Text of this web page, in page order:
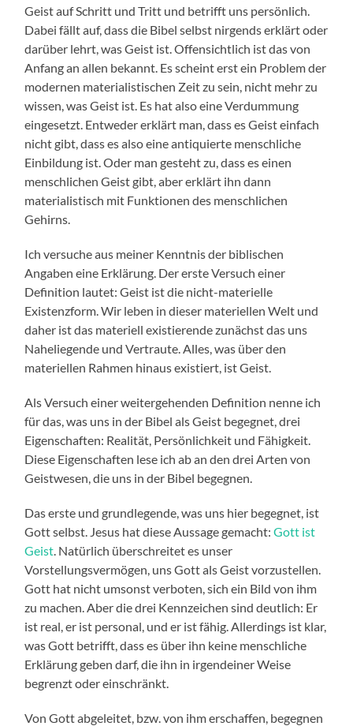
Geist auf Schritt und Tritt und betrifft uns persönlich.
Dabei fällt auf, dass die Bibel selbst nirgends erklärt oder
darüber lehrt, was Geist ist. Offensichtlich ist das von
Anfang an allen bekannt. Es scheint erst ein Problem der
modernen materialistischen Zeit zu sein, nicht mehr zu
wissen, was Geist ist. Es hat also eine Verdummung
eingesetzt. Entweder erklärt man, dass es Geist einfach
nicht gibt, dass es also eine antiquierte menschliche
Einbildung ist. Oder man gesteht zu, dass es einen
menschlichen Geist gibt, aber erklärt ihn dann
materialistisch mit Funktionen des menschlichen
Gehirns.
Ich versuche aus meiner Kenntnis der biblischen
Angaben eine Erklärung. Der erste Versuch einer
Definition lautet: Geist ist die nicht-materielle
Existenzform. Wir leben in dieser materiellen Welt und
daher ist das materiell existierende zunächst das uns
Naheliegende und Vertraute. Alles, was über den
materiellen Rahmen hinaus existiert, ist Geist.
Als Versuch einer weitergehenden Definition nenne ich
für das, was uns in der Bibel als Geist begegnet, drei
Eigenschaften: Realität, Persönlichkeit und Fähigkeit.
Diese Eigenschaften lese ich ab an den drei Arten von
Geistwesen, die uns in der Bibel begegnen.
Das erste und grundlegende, was uns hier begegnet, ist
Gott selbst. Jesus hat diese Aussage gemacht:Gott ist
Geist . Natürlich überschreitet es unser
Vorstellungsvermögen, uns Gott als Geist vorzustellen.
Gott hat nicht umsonst verboten, sich ein Bild von ihm
zu machen. Aber die drei Kennzeichen sind deutlich: Er
ist real, er ist personal, und er ist fähig. Allerdings ist klar,
was Gott betrifft, dass es über ihn keine menschliche
Erklärung geben darf, die ihn in irgendeiner Weise
begrenzt oder einschränkt.
Von Gott abgeleitet, bzw. von ihm erschaffen, begegnen